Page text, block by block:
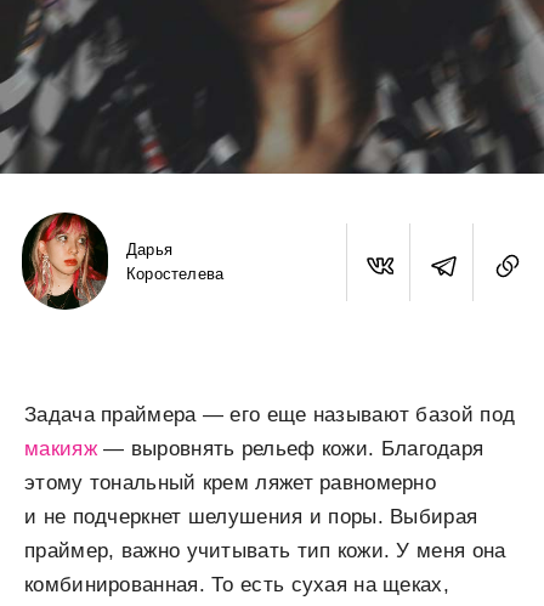
Дарья
Коростелева
Задача праймера — его еще называют базой под
макияж— выровнять рельеф кожи. Благодаря
этому тональный крем ляжет равномерно
и не подчеркнет шелушения и поры. Выбирая
праймер, важно учитывать тип кожи. У меня она
комбинированная. То есть сухая на щеках,